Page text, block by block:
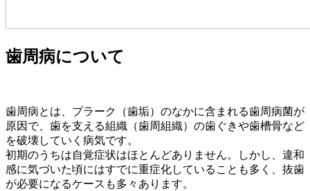
歯周病について
歯周病とは、プラーク（歯垢）のなかに含まれる歯周病菌が
原因で、歯を支える組織（歯周組織）の歯ぐきや歯槽骨など
を破壊していく病気です。
初期のうちは自覚症状はほとんどありません。しかし、違和
感に気づいた頃にはすでに重症化していることも多く、抜歯
が必要になるケースも多々あります。